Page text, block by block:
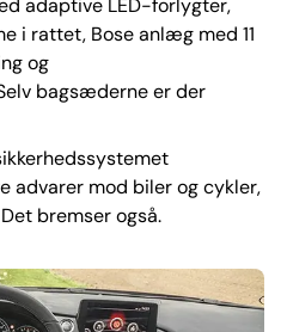
adaptive LED-forlygter,
i rattet, Bose anlæg med 11
og
bagsæderne er der
advarer mod biler og cykler,
bremser også.